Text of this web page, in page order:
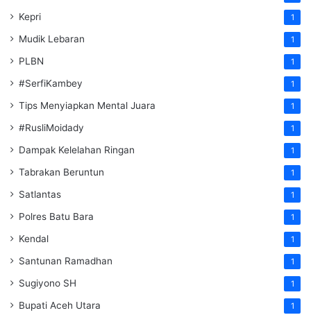
Kepri 1
Mudik Lebaran 1
PLBN 1
#SerfiKambey 1
Tips Menyiapkan Mental Juara 1
#RusliMoidady 1
Dampak Kelelahan Ringan 1
Tabrakan Beruntun 1
Satlantas 1
Polres Batu Bara 1
Kendal 1
Santunan Ramadhan 1
Sugiyono SH 1
Bupati Aceh Utara 1